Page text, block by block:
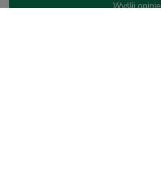
Wyślij opinię